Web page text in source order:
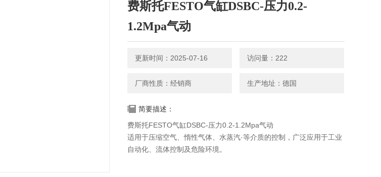
费斯托FESTO气缸DSBC-压力0.2-
1.2Mpa气动
更新时间：2025-07-16 访问量：222
厂商性质：经销商 生产地址：德国
简要描述：
费斯托FESTO气缸DSBC-压力0.2-1.2Mpa气动
适用于压缩空气、惰性气体、水蒸汽·等介质的控制，广泛应用于工业
自动化、流体控制及危险环境。